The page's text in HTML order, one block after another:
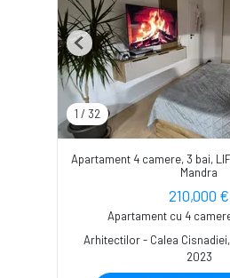
1 / 32
Previous
Apartament 4 camere, 3 bai,
Mandra
210,000 €
Apartament cu 4
Arhitectilor - Calea
2023